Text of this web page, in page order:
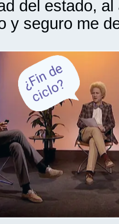
del estado,
y seguro me